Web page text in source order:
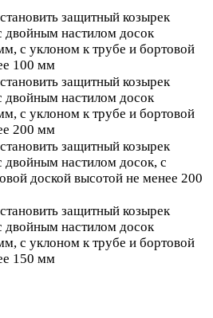
защитный козырек
настилом досок
с уклоном к трубе и бортовой
100 мм
защитный козырек
настилом досок
с уклоном к трубе и бортовой
200 мм
защитный козырек
настилом досок, с
доской высотой не менее 200
защитный козырек
настилом досок
с уклоном к трубе и бортовой
150 мм